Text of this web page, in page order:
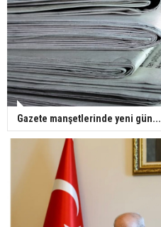
Gazete manşetlerinde yeni gün...